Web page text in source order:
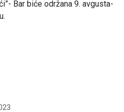
Bar biće održana 9. avgusta-